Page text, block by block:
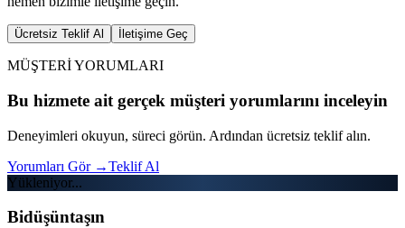
Ücretsiz Teklif Al İletişime Geç
MÜŞTERİ YORUMLARI
Bu hizmete ait gerçek müşteri yorumlarını inceleyin
Deneyimleri okuyun, süreci görün. Ardından ücretsiz teklif alın.
Yorumları Gör →Teklif Al
Yükleniyor...
Bidüşüntaşın